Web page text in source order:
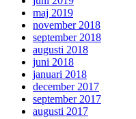
maj 2019
november 2018
september 2018
augusti 2018
juni 2018
januari 2018
december 2017
september 2017
augusti 2017